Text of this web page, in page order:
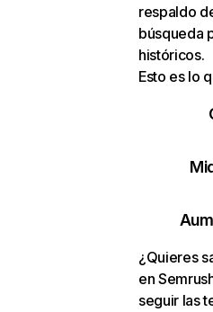
respaldo
búsqueda
históricos.
Esto es lo
¿Quieres
en
seguir las